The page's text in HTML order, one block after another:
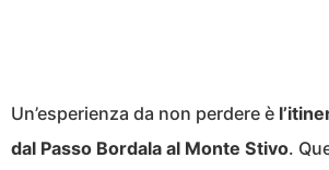
Un’esperienza da non perdere è
dal Passo Bordala al Monte Stivo.